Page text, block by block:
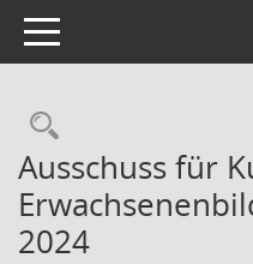
Toggle navigation
Ausschuss für
2024